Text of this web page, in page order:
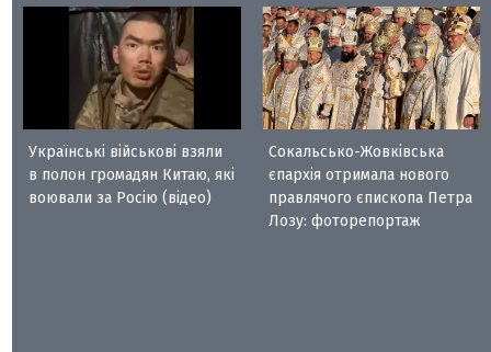
Українські військові взяли
в полон громадян Китаю, які
воювали за Росію (відео)
Сокальсько-Жовківська
єпархія отримала нового
правлячого єпископа Петра
Лозу: фоторепортаж